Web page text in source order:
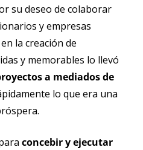
su deseo de colaborar
y empresas
la creación de
y memorables lo llevó
a mediados de
lo que era una
concebir y ejecutar